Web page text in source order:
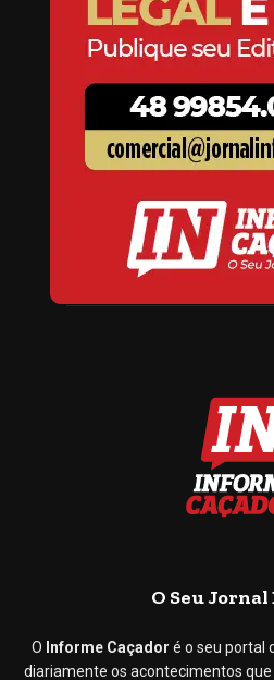
O Seu
O Informe Caçador é o seu portal
diariamente os acontecimentos